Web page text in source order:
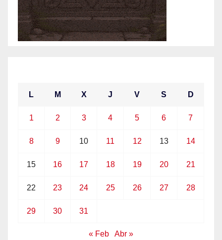
L M X J V S D
1 2 3 4 5 6 7
8 9 10 11 12 13 14
15 16 17 18 19 20 21
22 23 24 25 26 27 28
29 30 31
« Feb Abr »